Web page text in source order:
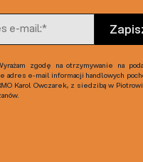
mail
zgodę na otrzymywanie na
adres e-mail informacji handlowych
Karol Owczarek, z siedzibą w